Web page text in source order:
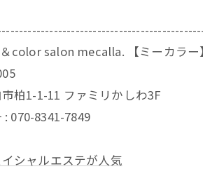
color salon mecalla. 【ミーカラー】
柏1-1-11 ファミリかしわ3F
: 070-8341-7849
シャルエステが人気